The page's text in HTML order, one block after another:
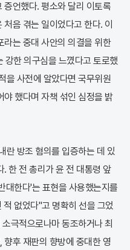
증언했다. 평소와 달리 이토록
음 겪는 일이었다고 한다. 이
는 중대 사안의 의결을 위한
강한 의구심을 느꼈다고 토로했
을 사전에 알았다면 국무위원
했다며 자책 섞인 심정을 밝
란 방조 혐의를 입증하는 데 있
한 전 총리가 윤 전 대통령 앞
대한다'는 표현을 사용했는지를
없었다"고 명확히 선을 그었
극적으로나마 동조하거나 최
후 재판의 향방에 중대한 영